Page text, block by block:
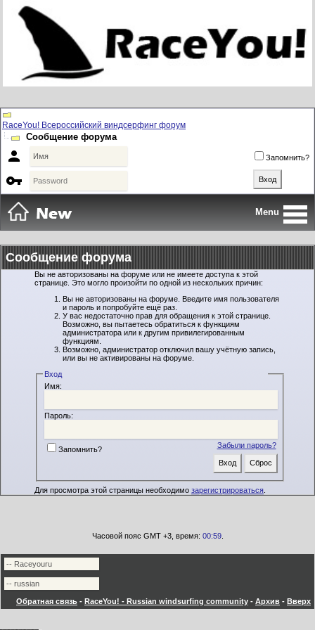
RaceYou! Всероссийский виндсерфинг форум
Сообщение форума
 Запомнить?

Menu
Сообщение форума
Вы не авторизованы на форуме или не имеете доступа к этой
странице. Это могло произойти по одной из нескольких причин:
Вы не авторизованы на форуме. Введите имя пользователя
и пароль и попробуйте ещё раз.
У вас недостаточно прав для обращения к этой странице.
Возможно, вы пытаетесь обратиться к функциям
администратора или к другим привилегированным
функциям.
Возможно, администратор отключил вашу учётную запись,
или вы не активированы на форуме.
Вход
Имя:
Пароль:
Забыли пароль?
Запомнить?
Для просмотра этой страницы необходимо зарегистрироваться
Часовой пояс GMT +3, время: 00:59.
Обратная связь - RaceYou! - Russian windsurfing community - Архив - Вверх